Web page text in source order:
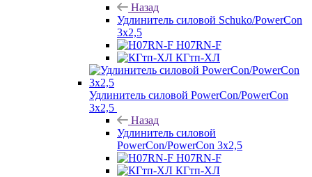
Назад
Удлинитель силовой Schuko/PowerCon
3х2,5
H07RN-F
КГтп-ХЛ
Удлинитель силовой PowerCon/PowerCon
3х2,5
Назад
Удлинитель силовой
PowerCon/PowerCon 3х2,5
H07RN-F
КГтп-ХЛ